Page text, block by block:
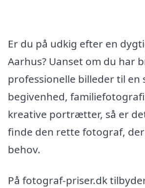
Er du på udkig efter en
Aarhus? Uanset om du har
professionelle billeder til en
begivenhed,
kreative portrætter, så er
finde den rette fotograf,
behov.
På fotograf-priser.dk